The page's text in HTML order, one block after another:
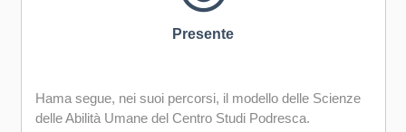
Presente
Hama segue, nei suoi percorsi, il modello delle Scienze
delle Abilità Umane del Centro Studi Podresca.